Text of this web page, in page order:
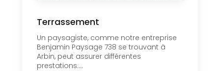
Terrassement
Un paysagiste, comme notre entreprise
Benjamin Paysage 738 se trouvant à
Arbin, peut assurer différentes
prestations....